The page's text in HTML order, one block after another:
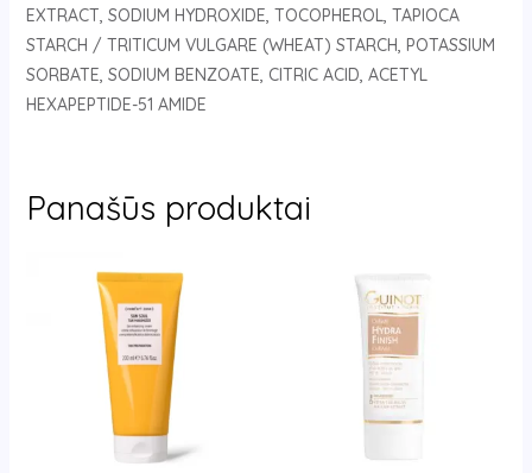
EXTRACT, SODIUM HYDROXIDE, TOCOPHEROL, TAPIOCA
STARCH / TRITICUM VULGARE (WHEAT) STARCH, POTASSIUM
SORBATE, SODIUM BENZOATE, CITRIC ACID, ACETYL
HEXAPEPTIDE-51 AMIDE
Panašūs produktai